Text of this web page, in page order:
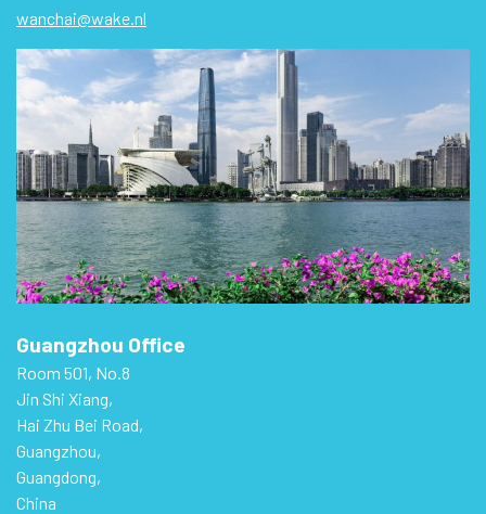
wanchai@wake.nl
Guangzhou Office
Room 501, No.8
Jin Shi Xiang,
Hai Zhu Bei Road,
Guangzhou,
Guangdong,
China